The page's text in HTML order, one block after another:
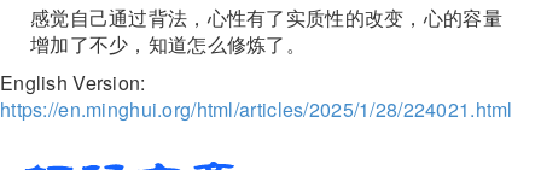
感觉自己通过背法，心性有了实质性的改变，心的容量
增加了不少，知道怎么修炼了。
English Version:
https://en.minghui.org/html/articles/2025/1/28/224021.html